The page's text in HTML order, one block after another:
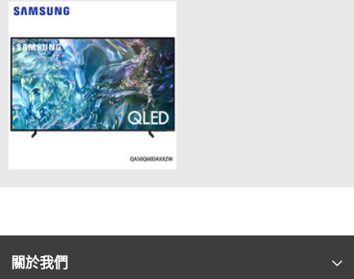
關於我們